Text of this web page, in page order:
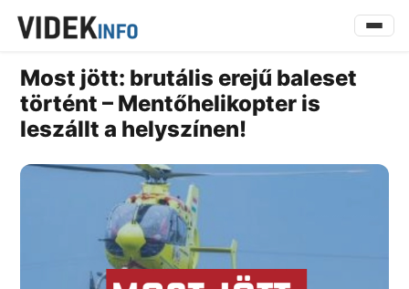
Most jött: brutális erejű baleset
történt – Mentőhelikopter is
leszállt a helyszínen!